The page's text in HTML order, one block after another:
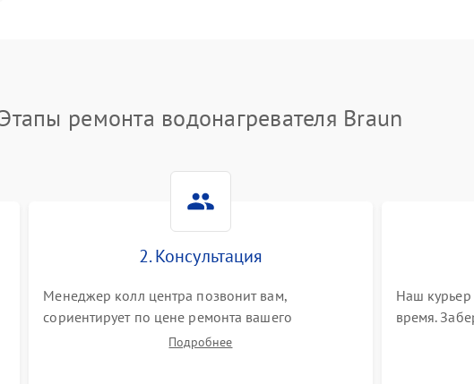
Этапы ремонта водонагревателя Braun
2. Консультация
Менеджер колл центра позвонит вам,
сориентирует по цене ремонта вашего
водонагревателя а также ответит на все ваши
Подробнее
Наш курьер
время.
на склад